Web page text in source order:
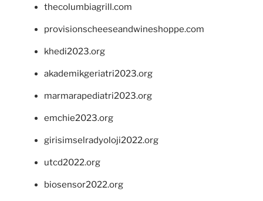
thecolumbiagrill.com
provisionscheeseandwineshoppe.com
khedi2023.org
akademikgeriatri2023.org
marmarapediatri2023.org
emchie2023.org
girisimselradyoloji2022.org
utcd2022.org
biosensor2022.org